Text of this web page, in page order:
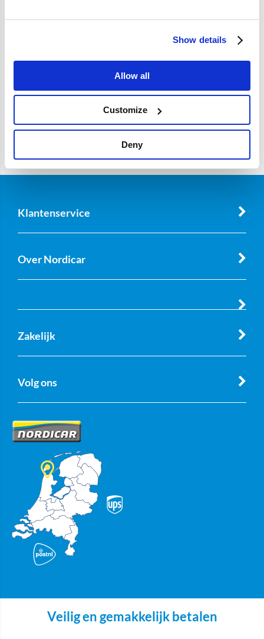
Show details
Allow all
Customize
Deny
Klantenservice
Over Nordicar
Zakelijk
Volg ons
Veilig en gemakkelijk betalen